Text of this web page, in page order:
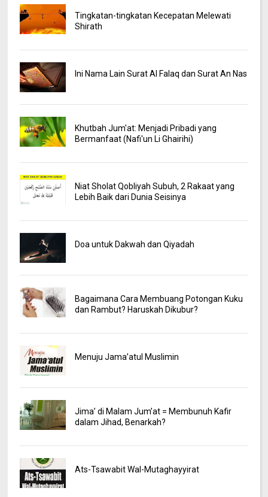
Tingkatan-tingkatan Kecepatan Melewati
Shirath
Ini Nama Lain Surat Al Falaq dan Surat An Nas
Khutbah Jum'at: Menjadi Pribadi yang
Bermanfaat (Nafi'un Li Ghairihi)
Niat Sholat Qobliyah Subuh, 2 Rakaat yang
Lebih Baik dari Dunia Seisinya
Doa untuk Dakwah dan Qiyadah
Bagaimana Cara Membuang Potongan Kuku
dan Rambut? Haruskah Dikubur?
Menuju Jama’atul Muslimin
Jima’ di Malam Jum’at = Membunuh Kafir
dalam Jihad, Benarkah?
Ats-Tsawabit Wal-Mutaghayyirat